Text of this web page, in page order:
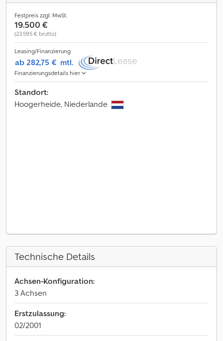
Festpreis zzgl. MwSt.
19.500 €
(23.595 € brutto)
Leasing/Finanzierung
ab 282,75 € mtl.
Finanzierungsdetails hier
Standort:
Hoogerheide, Niederlande
Technische Details
Achsen-Konfiguration:
3 Achsen
Erstzulassung:
02/2001